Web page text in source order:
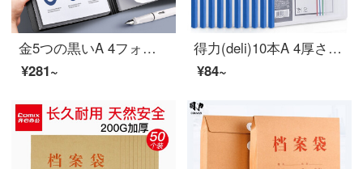
金5つの黒いA 4フォルダーボードを挟んで、多機能ハードケースプリントボードをダブル挟み、文具用の文具ファイルを作成しました。
¥281~
得力(deli)10本A 4厚さ15 mmロッドホルダー資料フォルダ履歴書ホルダー5855 10本単色ランダム
¥84~